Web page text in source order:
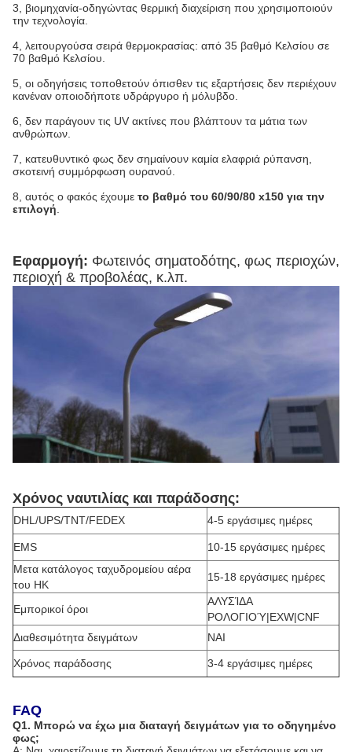
3, βιομηχανία-οδηγώντας θερμική διαχείριση που χρησιμοποιούν
την τεχνολογία.
4, λειτουργούσα σειρά θερμοκρασίας: από 35 βαθμό Κελσίου σε
70 βαθμό Κελσίου.
5, οι οδηγήσεις τοποθετούν όπισθεν τις εξαρτήσεις δεν περιέχουν
κανέναν οποιοδήποτε υδράργυρο ή μόλυβδο.
6, δεν παράγουν τις UV ακτίνες που βλάπτουν τα μάτια των
ανθρώπων.
7, κατευθυντικό φως δεν σημαίνουν καμία ελαφριά ρύπανση,
σκοτεινή συμμόρφωση ουρανού.
8, αυτός ο φακός έχουμε το βαθμό του 60/90/80 x150 για την
επιλογή
Εφαρμογή: Φωτεινός σηματοδότης, φως περιοχών,
περιοχή & προβολέας, κ.λπ.
Χρόνος ναυτιλίας και παράδοσης:
DHL/UPS/TNT/FEDEX 4-5 εργάσιμες ημέρες
EMS
10-15 εργάσιμες ημέρες
Μετα κατάλογος ταχυδρομείου αέρα
του HK
15-18 εργάσιμες ημέρες
Εμπορικοί όροι
ΑΛΥΣΊΔΑ
ΡΟΛΟΓΙΟΎ|EXW|CNF
Διαθεσιμότητα δειγμάτων
ΝΑΙ
Χρόνος παράδοσης 3-4 εργάσιμες ημέρες
FAQ
Q1. Μπορώ να έχω μια διαταγή δειγμάτων για το οδηγημένο
φως;